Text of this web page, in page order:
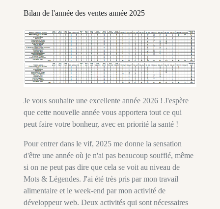
Bilan de l'année des ventes année 2025
Je vous souhaite une excellente année 2026 ! J'espère
que cette nouvelle année vous apportera tout ce qui
peut faire votre bonheur, avec en priorité la santé !
Pour entrer dans le vif, 2025 me donne la sensation
d'être une année où je n'ai pas beaucoup soufflé, même
si on ne peut pas dire que cela se voit au niveau de
Mots & Légendes. J'ai été très pris par mon travail
alimentaire et le week-end par mon activité de
développeur web. Deux activités qui sont nécessaires